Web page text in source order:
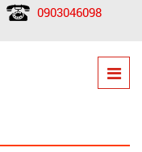
0903046098